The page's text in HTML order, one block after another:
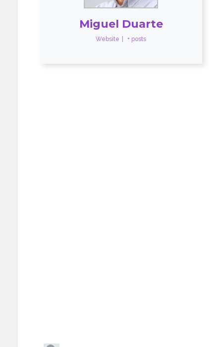
Miguel Duarte
Website + posts